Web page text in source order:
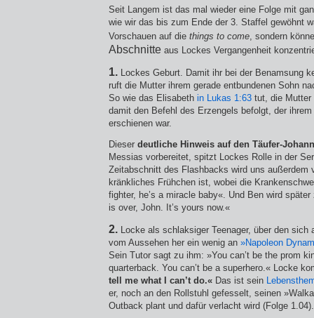
Seit Langem ist das mal wieder eine Folge mit
wie wir das bis zum Ende der 3. Staffel gewöhnt
Vorschauen auf die things to come, sondern
Abschnitte aus Lockes Vergangenheit
1. Lockes Geburt. Damit ihr bei der Benamsung
ruft die Mutter ihrem gerade entbundenen Sohn
So wie das Elisabeth in Lukas 1:63 tut, die
damit den Befehl des Erzengels befolgt, der
erschienen war.
Dieser deutliche Hinweis auf den Täufer-
Messias vorbereitet, spitzt Lockes Rolle in der
Zeitabschnitt des Flashbacks wird uns außerdem
kränkliches Frühchen ist, wobei die
fighter, he’s a miracle baby«. Und Ben wird
is over, John. It’s yours now.«
2. Locke als schlaksiger Teenager, über den sich
vom Aussehen her ein wenig an »Napoleon
Sein Tutor sagt zu ihm: »You can’t be the prom
quarterback. You can’t be a superhero.« Locke
tell me what I can’t do.« Das ist sein
er, noch an den Rollstuhl gefesselt, seinen
Outback plant und dafür verlacht wird (Folge 1.04).